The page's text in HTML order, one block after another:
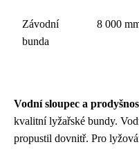
Závodní
bunda
8 000
Vodní sloupec a
kvalitní lyžařské bundy.
propustil dovnitř. Pro